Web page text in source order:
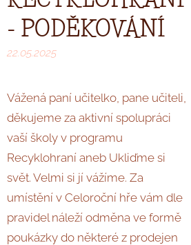
- PODĚKOVÁNÍ
22.05.2025
Vážená paní učitelko, pane učiteli,
děkujeme za aktivní spolupráci
vaší školy v programu
Recyklohraní aneb Ukliďme si
svět. Velmi si jí vážíme. Za
umístění v Celoroční hře vám dle
pravidel náleží odměna ve formě
poukázky do některé z prodejen